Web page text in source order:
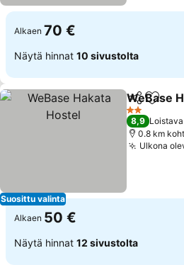
Alkaen 70 €
Näytä hinnat 10 sivustolta
Suosittu valinta
Jaa Lisää
WeBase
2 Tähtiluokitus
8,9 Loistava
0.8 km
Ulkona
Alkaen 50 €
Näytä hinnat 12 sivustolta